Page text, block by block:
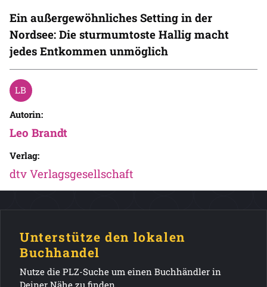
Ein außergewöhnliches Setting in der
Nordsee: Die sturmumtoste Hallig macht
jedes Entkommen unmöglich
Autorin:
Leo Brandt
Verlag:
dtv Verlagsgesellschaft
Unterstütze den lokalen
Buchhandel
Nutze die PLZ-Suche um einen Buchhändler in